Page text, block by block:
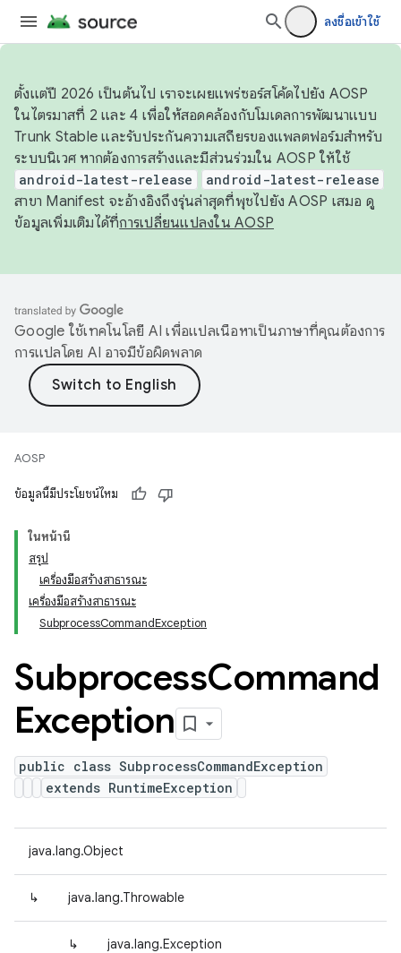
ลงชื่อเข้าใช้
ตั้งแต่ปี 2026 เป็นต้นไป เราจะเผยแพร่ซอร์สโค้ดไปยัง AOSP
ในไตรมาสที่ 2 และ 4 เพื่อให้สอดคล้องกับโมเดลการพัฒนาแบบ
Trunk Stable และรับประกันความเสถียรของแพลตฟอร์มสำหรับ
ระบบนิเวศ หากต้องการสร้างและมีส่วนร่วมใน AOSP ให้ใช้
android-latest-release android-latest-release
สาขา Manifest จะอ้างอิงถึงรุ่นล่าสุดที่พุชไปยัง AOSP เสมอ ดู
ข้อมูลเพิ่มเติมได้ที่การเปลี่ยนแปลงใน AOSP
Google ใช้เทคโนโลยี AI เพื่อแปลเนื้อหาเป็นภาษาที่คุณต้องการ
การแปลโดย AI อาจมีข้อผิดพลาด
AOSP
ข้อมูลนี้มีประโยชน์ไหม
ในหน้านี้
สรุป
เครื่องมือสร้างสาธารณะ
เครื่องมือสร้างสาธารณะ
SubprocessCommandException
SubprocessCommand
Exception
public class SubprocessCommandException
extends RuntimeException
java.lang.Object
↳ java.lang.Throwable
↳ java.lang.Exception